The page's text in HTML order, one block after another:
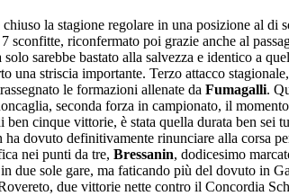
la stagione regolare in una posizione al
riconfermato poi grazie anche al
sarebbe bastato alla salvezza e identico a
una striscia importante. Terzo attacco
le formazioni allenate da Fumagalli.
seconda forza in campionato, il
cinque vittorie, è stata quella durata ben
dovuto definitivamente rinunciare alla corsa
nei punti da tre, Bressanin, dodicesimo
due sole gare, ma faticando più del dovuto in
due vittorie nette contro il Concordia